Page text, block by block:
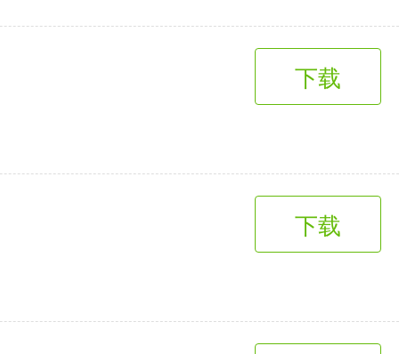
下载
下载